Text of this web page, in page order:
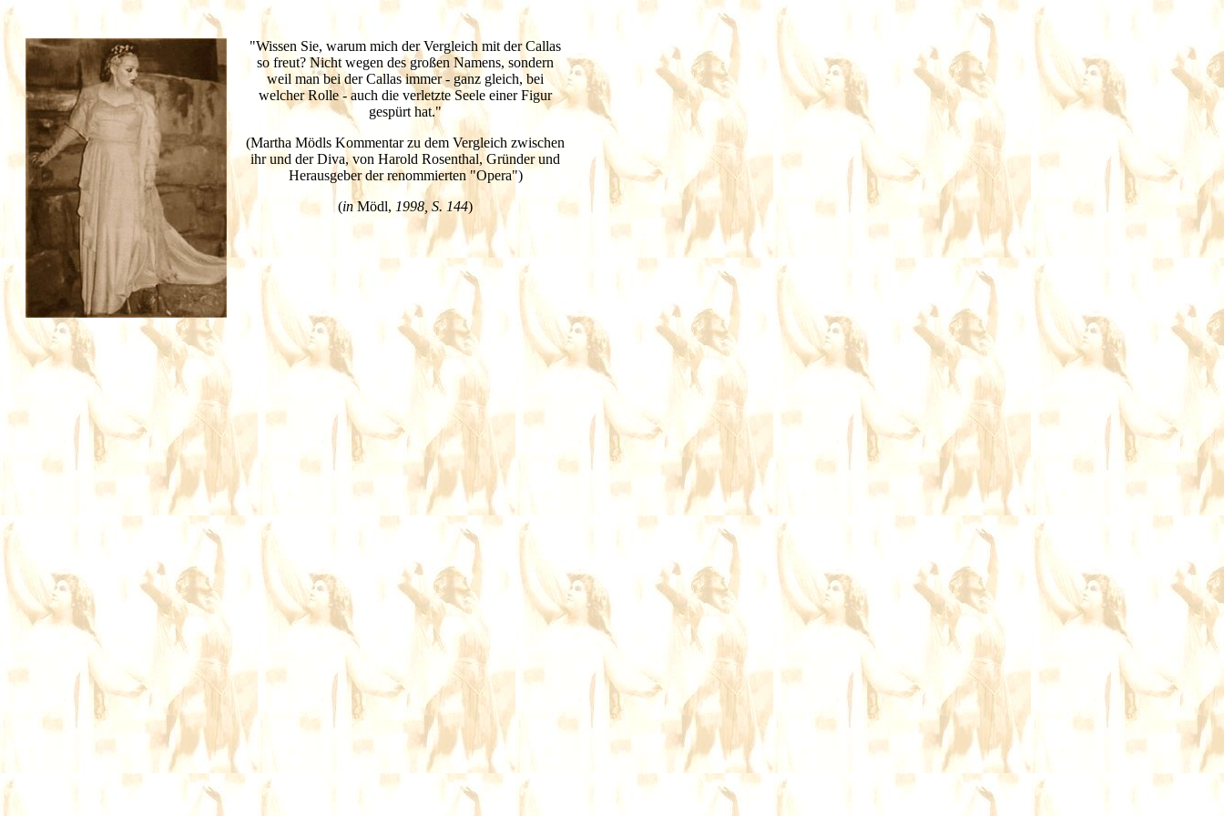
"Wissen Sie, warum mich der Vergleich mit der Callas
so freut? Nicht wegen des großen Namens, sondern
weil man bei der Callas immer - ganz gleich, bei
welcher Rolle - auch die verletzte Seele einer Figur
gespürt hat."
(Martha Mödls Kommentar zu dem Vergleich zwischen
ihr und der Diva, von Harold Rosenthal, Gründer und
Herausgeber der renommierten "Opera")
(inMödl, 1998, S. 144)